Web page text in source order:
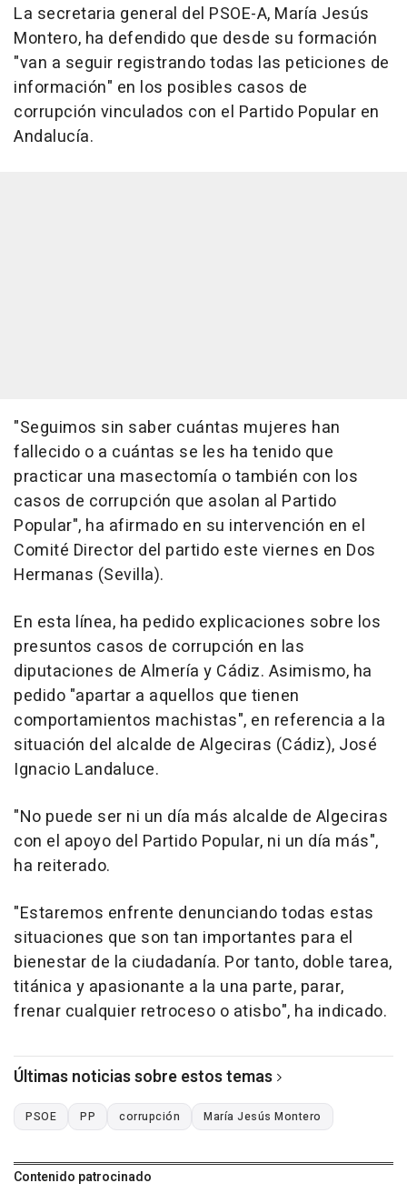
La secretaria general del PSOE-A, María Jesús
Montero, ha defendido que desde su formación
"van a seguir registrando todas las peticiones de
información" en los posibles casos de
corrupción vinculados con el Partido Popular en
Andalucía.
"Seguimos sin saber cuántas mujeres han
fallecido o a cuántas se les ha tenido que
practicar una masectomía o también con los
casos de corrupción que asolan al Partido
Popular", ha afirmado en su intervención en el
Comité Director del partido este viernes en Dos
Hermanas (Sevilla).
En esta línea, ha pedido explicaciones sobre los
presuntos casos de corrupción en las
diputaciones de Almería y Cádiz. Asimismo, ha
pedido "apartar a aquellos que tienen
comportamientos machistas", en referencia a la
situación del alcalde de Algeciras (Cádiz), José
Ignacio Landaluce.
"No puede ser ni un día más alcalde de Algeciras
con el apoyo del Partido Popular, ni un día más",
ha reiterado.
"Estaremos enfrente denunciando todas estas
situaciones que son tan importantes para el
bienestar de la ciudadanía. Por tanto, doble tarea,
titánica y apasionante a la una parte, parar,
frenar cualquier retroceso o atisbo", ha indicado.
Últimas noticias sobre estos temas
PSOE PP corrupción María Jesús Montero
Contenido patrocinado